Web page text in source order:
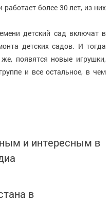
более 30 лет, из них
детский сад включат в
детских садов. И тогда
появятся новые игрушки,
и все остальное, в чем
и интересным в
в